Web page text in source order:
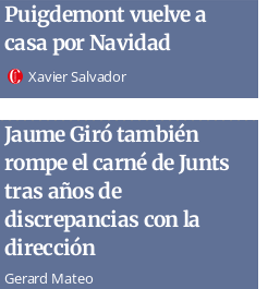
Puigdemont vuelve a
casa por Navidad
Xavier Salvador
Jaume Giró también
rompe el carné de Junts
tras años de
discrepancias con la
dirección
Gerard Mateo